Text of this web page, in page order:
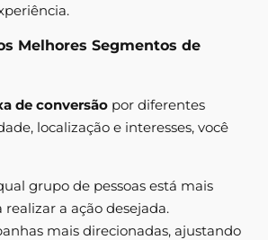
Melhores Segmentos de
de conversão por diferentes
localização e interesses, você
grupo de pessoas está mais
realizar a ação desejada.
mais direcionadas, ajustando